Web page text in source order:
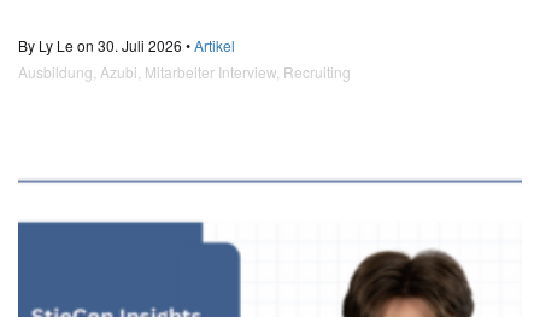
By Ly Le on 30. Juli 2026 •Artikel
Ausbildung Azubi Mitarbeiter Interview Recruiting